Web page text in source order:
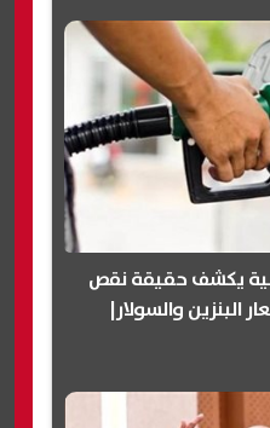
يكشف حقيقة نقص
البنزين والسولار|